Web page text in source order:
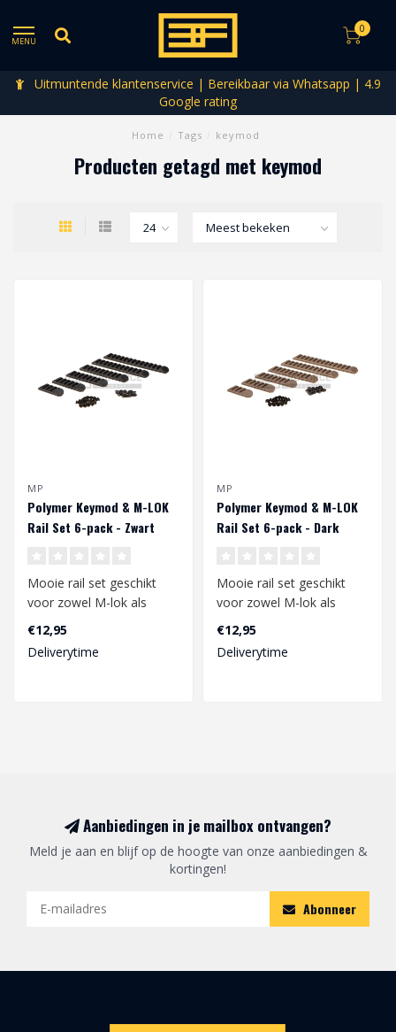
MENU
0
Uitmuntende klantenservice | Bereikbaar via Whatsapp | 4.9
Google rating
Home Tags keymod
Producten getagd met keymod
MP
Polymer Keymod & M-LOK
Rail Set 6-pack - Zwart
Mooie rail set geschikt
voor zowel M-lok als
Keymod rail systemen. De
rails zijn..
€12,95
Deliverytime
MP
Polymer Keymod & M-LOK
Rail Set 6-pack - Dark
Mooie rail set geschikt
voor zowel M-lok als
Keymod rail systemen. De
rails zijn..
€12,95
Deliverytime
Aanbiedingen in je mailbox ontvangen?
Meld je aan en blijf op de hoogte van onze aanbiedingen &
kortingen!
Abonneer